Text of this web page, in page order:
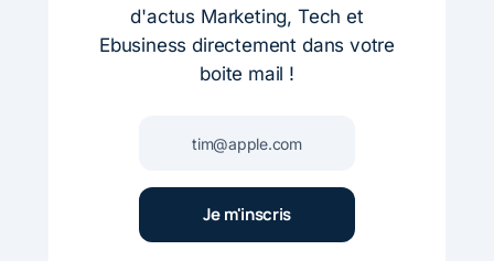
d'actus Marketing, Tech et
Ebusiness directement dans votre
boite mail !